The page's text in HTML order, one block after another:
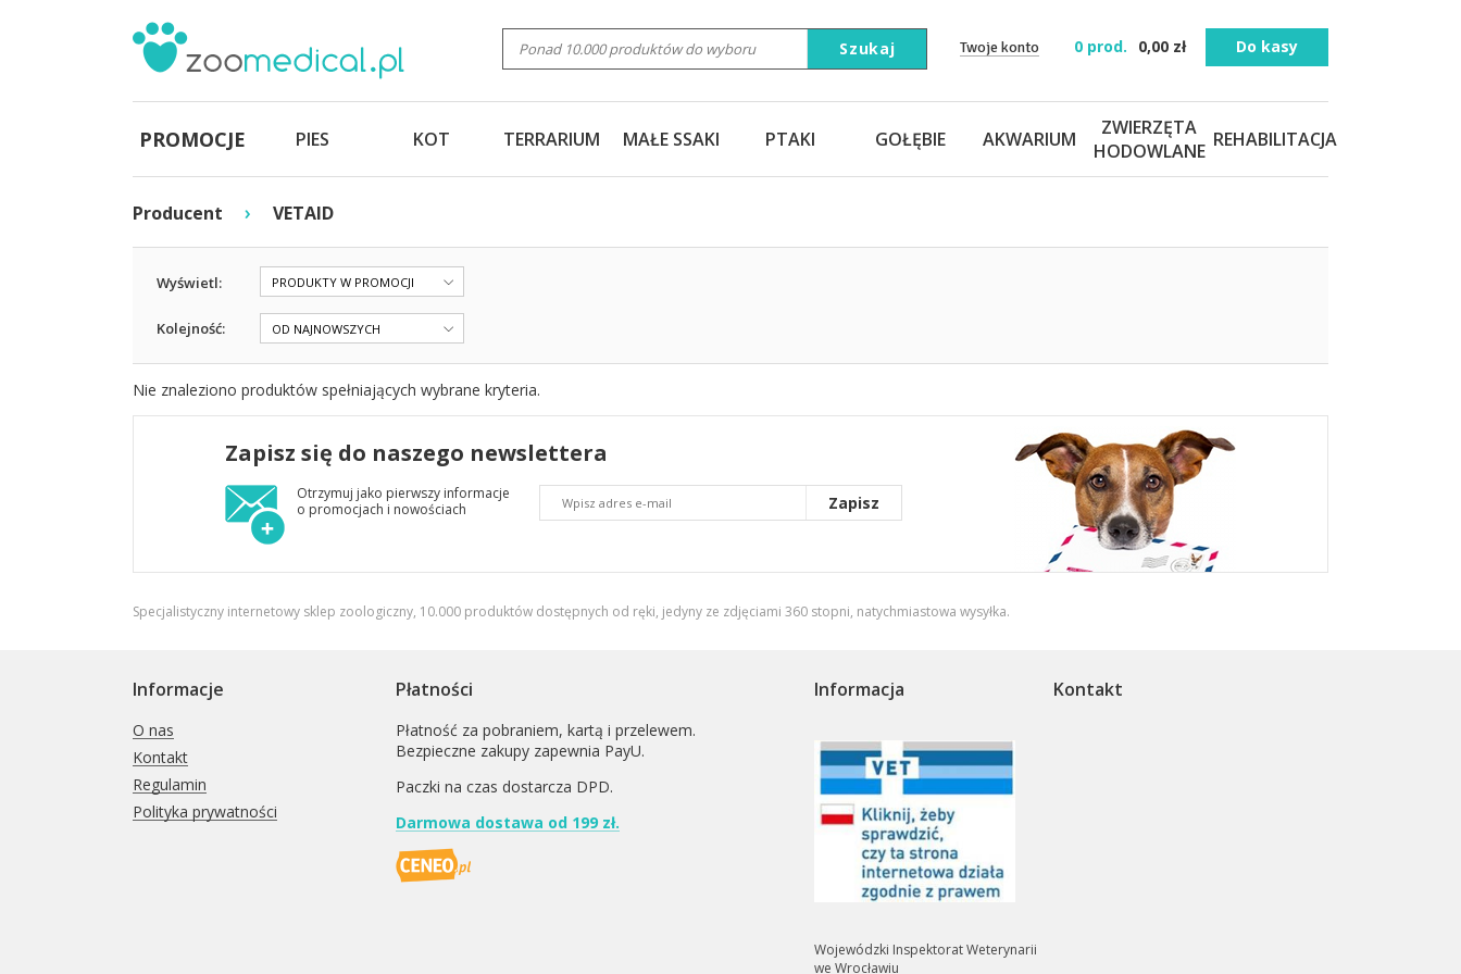
Twoje konto 0 prod. 0,00 zł Do kasy
Szukaj
PROMOCJE PIES KOT TERRARIUM MAŁE SSAKI PTAKI GOŁĘBIE AKWARIUM
ZWIERZĘTA
HODOWLANE REHABILITACJA
Producent › VETAID
Wyświetl: PRODUKTY W PROMOCJI
Kolejność: OD NAJNOWSZYCH
Nie znaleziono produktów spełniających wybrane kryteria.
Zapisz się do naszego newslettera
Otrzymuj jako pierwszy informacje
o promocjach i nowościach
Zapisz
Specjalistyczny internetowy sklep zoologiczny, 10.000 produktów dostępnych od ręki, jedyny ze zdjęciami 360 stopni, natychmiastowa wysyłka.
Informacje
O nas
Kontakt
Regulamin
Polityka prywatności
Płatności
Płatność za pobraniem, kartą i przelewem.
Bezpieczne zakupy zapewnia PayU.
Paczki na czas dostarcza DPD.
Darmowa dostawa od 199 zł.
Informacja
Wojewódzki Inspektorat Weterynarii
we Wrocławiu
Kontakt